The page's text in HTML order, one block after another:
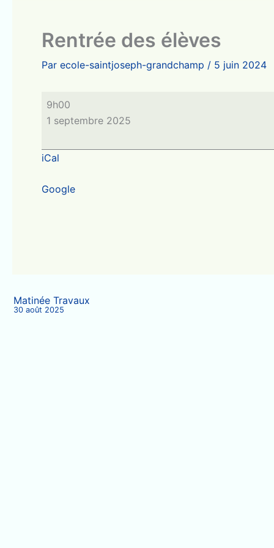
Rentrée des élèves
Par ecole-saintjoseph-grandchamp / 5 juin 2024
Rentrée
des
9h00
1 septembre 2025
iCal
Google
Matinée Travaux
30 août 2025